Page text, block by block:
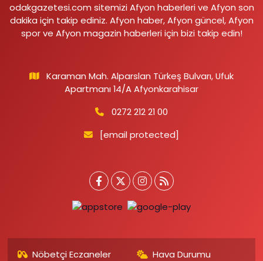
odakgazetesi.com sitemizi Afyon haberleri ve Afyon son
dakika için takip ediniz. Afyon haber, Afyon güncel, Afyon
spor ve Afyon magazin haberleri için bizi takip edin!
Karaman Mah. Alparslan Türkeş Bulvarı, Ufuk
Apartmanı 14/A Afyonkarahisar
0272 212 21 00
[email protected]
Nöbetçi Eczaneler
Hava Durumu